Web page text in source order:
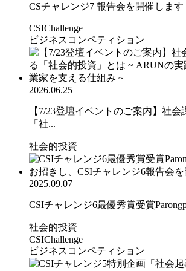
CSチャレンジ7 報告会を開催します
CSIChallenge
ビジネスコンペティション
2026.06.25
【7/23登壇イベントのご案内】社
「社...
社会的投資
2025.09.07
CSIチャレンジ6最優秀賞受賞
社会的投資
CSIChallenge
ビジネスコンペティション